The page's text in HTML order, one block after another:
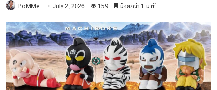
PoMMe July 2, 2026 159 น้อยกว่า 1 นาที